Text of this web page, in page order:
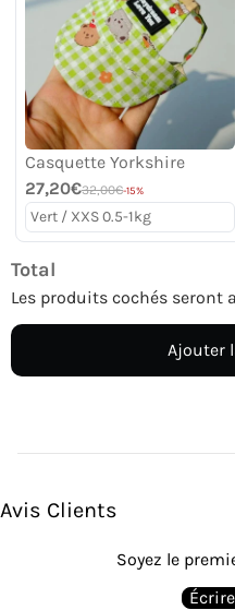
Casquette Yorkshire
27,20€32,00€-15%
Total
Les produits cochés seront
Ajouter
Avis Clients
Soyez le